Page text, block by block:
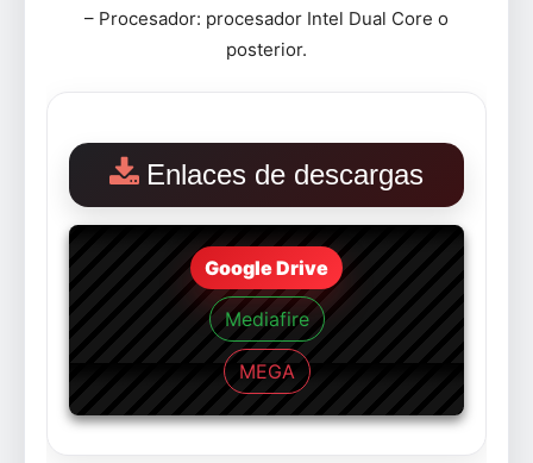
– Procesador: procesador Intel Dual Core o
posterior.
Enlaces de descargas
Google Drive
Mediafire
MEGA